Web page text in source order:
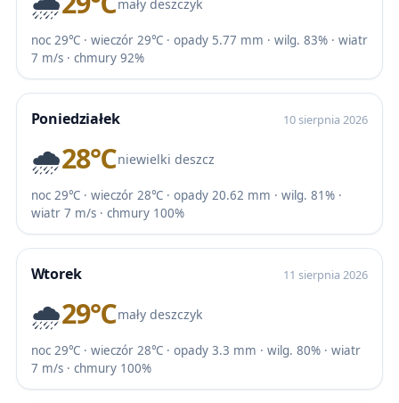
mały deszczyk
noc 29℃ · wieczór 29℃ · opady 5.77 mm · wilg. 83% · wiatr
7 m/s · chmury 92%
Poniedziałek 10 sierpnia 2026
🌧️28℃niewielki deszcz
noc 29℃ · wieczór 28℃ · opady 20.62 mm · wilg. 81% ·
wiatr 7 m/s · chmury 100%
Wtorek 11 sierpnia 2026
🌧️29℃mały deszczyk
noc 29℃ · wieczór 28℃ · opady 3.3 mm · wilg. 80% · wiatr
7 m/s · chmury 100%